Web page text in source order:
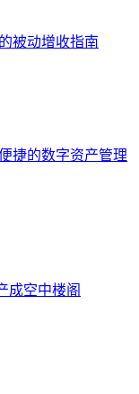
被动增收指南
捷的数字资产管理
成空中楼阁